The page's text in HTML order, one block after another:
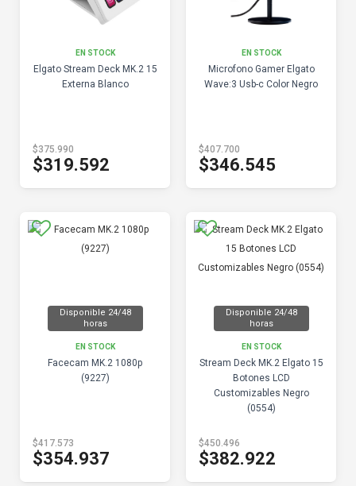
EN STOCK
Elgato Stream Deck MK.2 15
Externa Blanco
$375.990
$319.592
EN STOCK
Microfono Gamer Elgato
Wave:3 Usb-c Color Negro
$407.700
$346.545
Disponible 24/48
horas
EN STOCK
Facecam MK.2 1080p
(9227)
$417.573
$354.937
Disponible 24/48
horas
EN STOCK
Stream Deck MK.2 Elgato 15
Botones LCD
Customizables Negro
(0554)
$450.496
$382.922